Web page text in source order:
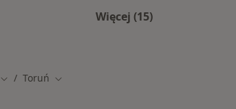
Więcej (15)
Zmień miasto
Toruń Zmień miasto